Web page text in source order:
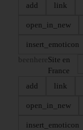
add
link
open_in_new
insert_emoticon
beenhereSite en
France
add
link
open_in_new
insert_emoticon